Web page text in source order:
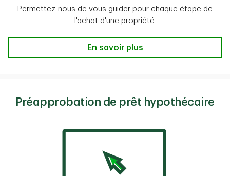
Permettez-nous de vous guider pour chaque étape de
l'achat d'une propriété.
Vous achetez une propriété? En
En savoir plus
Préapprobation de prêt hypothécaire